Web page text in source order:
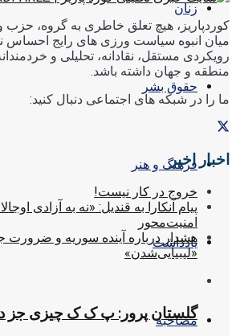
زنان
حقوق بشر
فرهنگ و هنر
یادداشت
مصاحبه
کوردپاریز، هیچ تعلق خاطری به گروه، حزب
میان انبوه سیاست ورزی های رایج احساس
رویکردی مستقل، نقادانه، تحلیلی و
منطقه و جهان داشته باشد.
ما را در شبکه های اجتماعی دنبال کنید:
اخبار اخیر
خروج در کار نیست!
پیام آنکارا به قندیل: «نه به آزادی
امنیت‌محور
هشدار درباره آینده سوریه و ضرورت
«لیبیایی‌شدن»
گلستان پرور: پ ک ک چیزی جز